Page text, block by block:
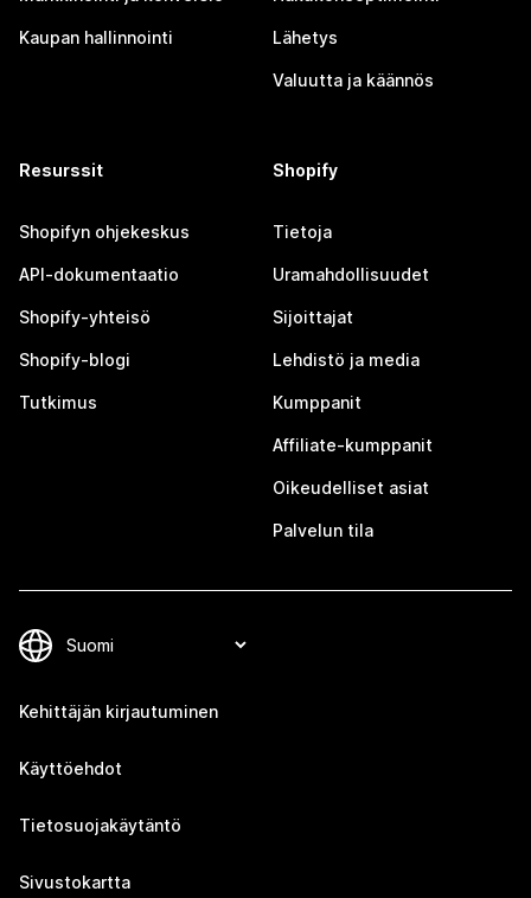
Kaupan hallinnointi Lähetys
Valuutta ja käännös
Resurssit
Shopifyn ohjekeskus
API-dokumentaatio
Shopify-yhteisö
Shopify-blogi
Tutkimus
Shopify
Tietoja
Uramahdollisuudet
Sijoittajat
Lehdistö ja media
Kumppanit
Affiliate-kumppanit
Oikeudelliset asiat
Palvelun tila
Kehittäjän kirjautuminen
Käyttöehdot
Tietosuojakäytäntö
Sivustokartta